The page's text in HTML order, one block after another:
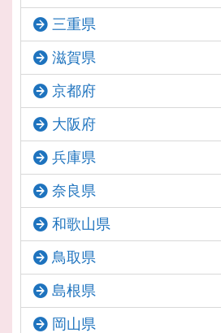
三重県
滋賀県
京都府
大阪府
兵庫県
奈良県
和歌山県
鳥取県
島根県
岡山県